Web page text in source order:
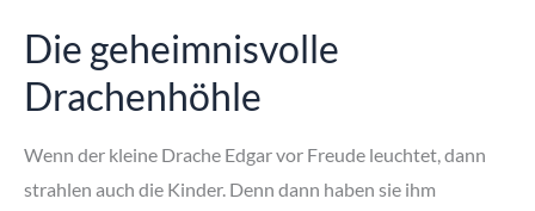
Die geheimnisvolle
Drachenhöhle
Wenn der kleine Drache Edgar vor Freude leuchtet, dann
strahlen auch die Kinder. Denn dann haben sie ihm